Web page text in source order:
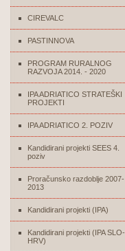
CIREVALC
PASTINNOVA
PROGRAM RURALNOG
RAZVOJA 2014. - 2020
IPA ADRIATICO STRATEŠKI
PROJEKTI
IPA ADRIATICO 2. POZIV
Kandidirani projekti SEES 4.
poziv
Proračunsko razdoblje 2007-
2013
Kandidirani projekti (IPA)
Kandidirani projekti (IPA SLO-
HRV)